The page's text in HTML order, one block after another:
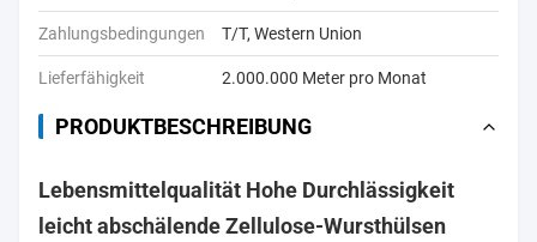
Zahlungsbedingungen T/T, Western Union
Lieferfähigkeit 2.000.000 Meter pro Monat
PRODUKTBESCHREIBUNG
Lebensmittelqualität Hohe Durchlässigkeit
leicht abschälende Zellulose-Wursthülsen